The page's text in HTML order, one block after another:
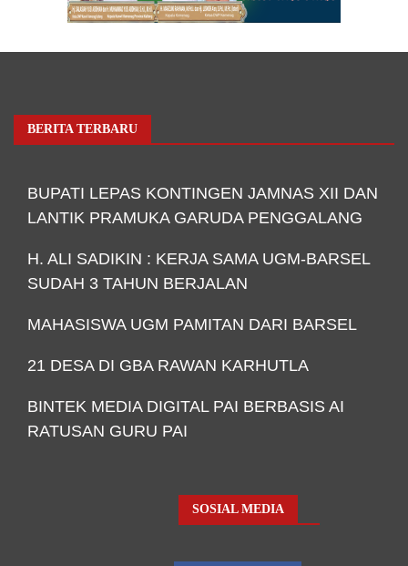
BERITA TERBARU
BUPATI LEPAS KONTINGEN JAMNAS XII DAN
LANTIK PRAMUKA GARUDA PENGGALANG
H. ALI SADIKIN : KERJA SAMA UGM-BARSEL
SUDAH 3 TAHUN BERJALAN
MAHASISWA UGM PAMITAN DARI BARSEL
21 DESA DI GBA RAWAN KARHUTLA
BINTEK MEDIA DIGITAL PAI BERBASIS AI
RATUSAN GURU PAI
SOSIAL MEDIA